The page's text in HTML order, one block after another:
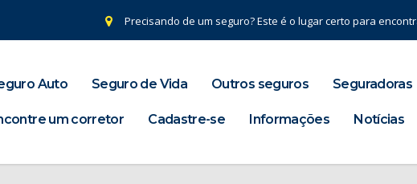
Precisando de um seguro? Este é o lugar certo para
Auto Seguro de Vida Outros seguros Seguradoras
um corretor Cadastre-se Informações Notícias